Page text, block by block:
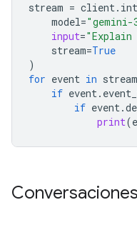
stream = client.
model=
input="Explain
stream=True
)
for event in stream
if event.
if event.
print(